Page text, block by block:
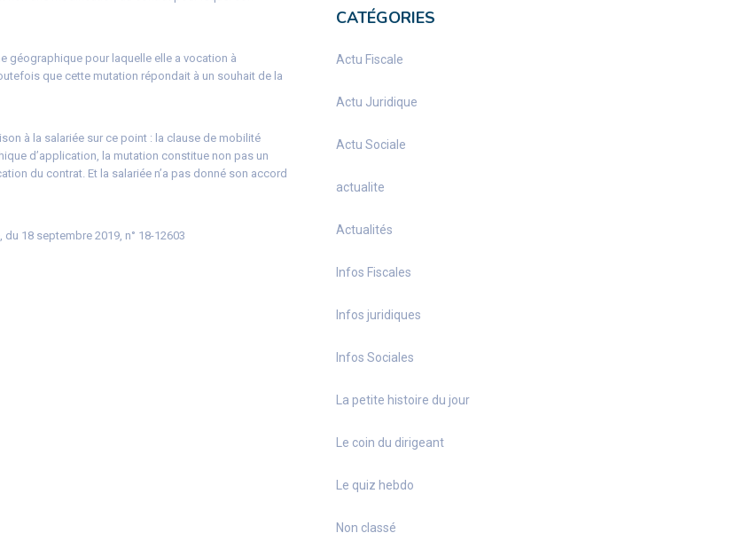
géographique pour laquelle elle a vocation à
que cette mutation répondait à un souhait de la
à la salariée sur ce point : la clause de mobilité
d’application, la mutation constitue non pas un
du contrat. Et la salariée n’a pas donné son accord
18 septembre 2019, n° 18-12603
CATÉGORIES
Actu Fiscale
Actu Juridique
Actu Sociale
actualite
Actualités
Infos Fiscales
Infos juridiques
Infos Sociales
La petite histoire du jour
Le coin du dirigeant
Le quiz hebdo
Non classé